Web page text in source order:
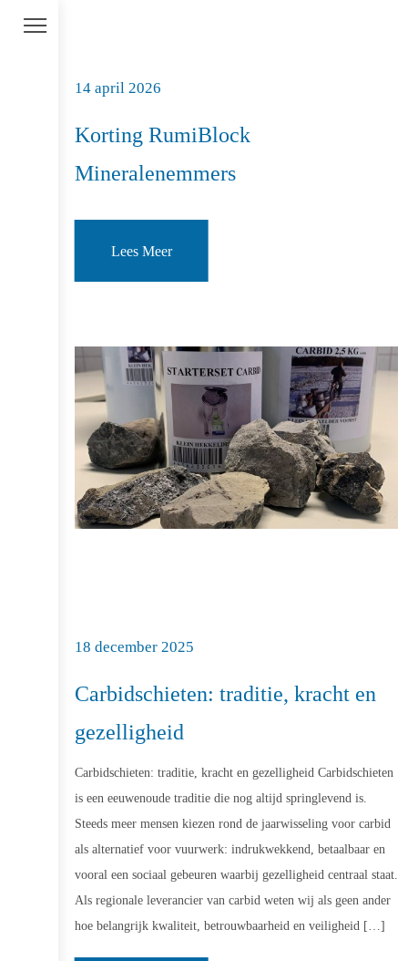
14 april 2026
Korting RumiBlock
Mineralenemmers
Lees Meer
18 december 2025
Carbidschieten: traditie, kracht en
gezelligheid
Carbidschieten: traditie, kracht en gezelligheid Carbidschieten
is een eeuwenoude traditie die nog altijd springlevend is.
Steeds meer mensen kiezen rond de jaarwisseling voor carbid
als alternatief voor vuurwerk: indrukwekkend, betaalbaar en
vooral een sociaal gebeuren waarbij gezelligheid centraal staat.
Als regionale leverancier van carbid weten wij als geen ander
hoe belangrijk kwaliteit, betrouwbaarheid en veiligheid […]